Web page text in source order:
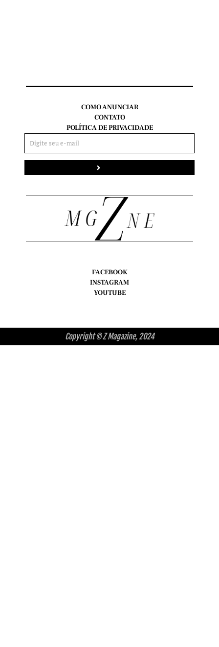
FACEBOOK
INSTAGRAM
YOUTUBE
COMO ANUNCIAR
CONTATO
POLÍTICA DE PRIVACIDADE
Copyright © Z Magazine, 2024